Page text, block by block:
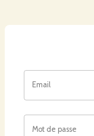
Email
Mot de passe